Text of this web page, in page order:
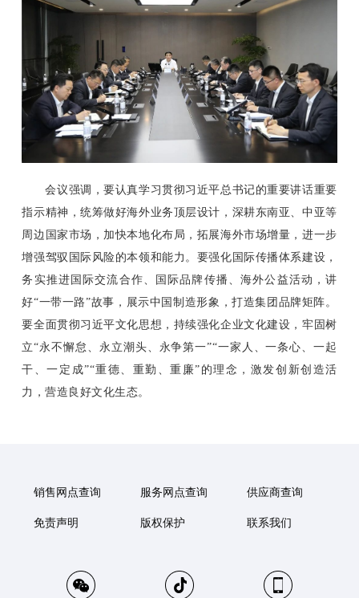
会议强调，要认真学习贯彻习近平总书记的重要讲话重要
指示精神，统筹做好海外业务顶层设计，深耕东南亚、中亚等
周边国家市场，加快本地化布局，拓展海外市场增量，进一步
增强驾驭国际风险的本领和能力。要强化国际传播体系建设，
务实推进国际交流合作、国际品牌传播、海外公益活动，讲
好“一带一路”故事，展示中国制造形象，打造集团品牌矩阵。
要全面贯彻习近平文化思想，持续强化企业文化建设，牢固树
立“永不懈怠、永立潮头、永争第一”“一家人、一条心、一起
干、一定成”“重德、重勤、重廉”的理念，激发创新创造活
力，营造良好文化生态。
销售网点查询 服务网点查询 供应商查询
免责声明 版权保护 联系我们